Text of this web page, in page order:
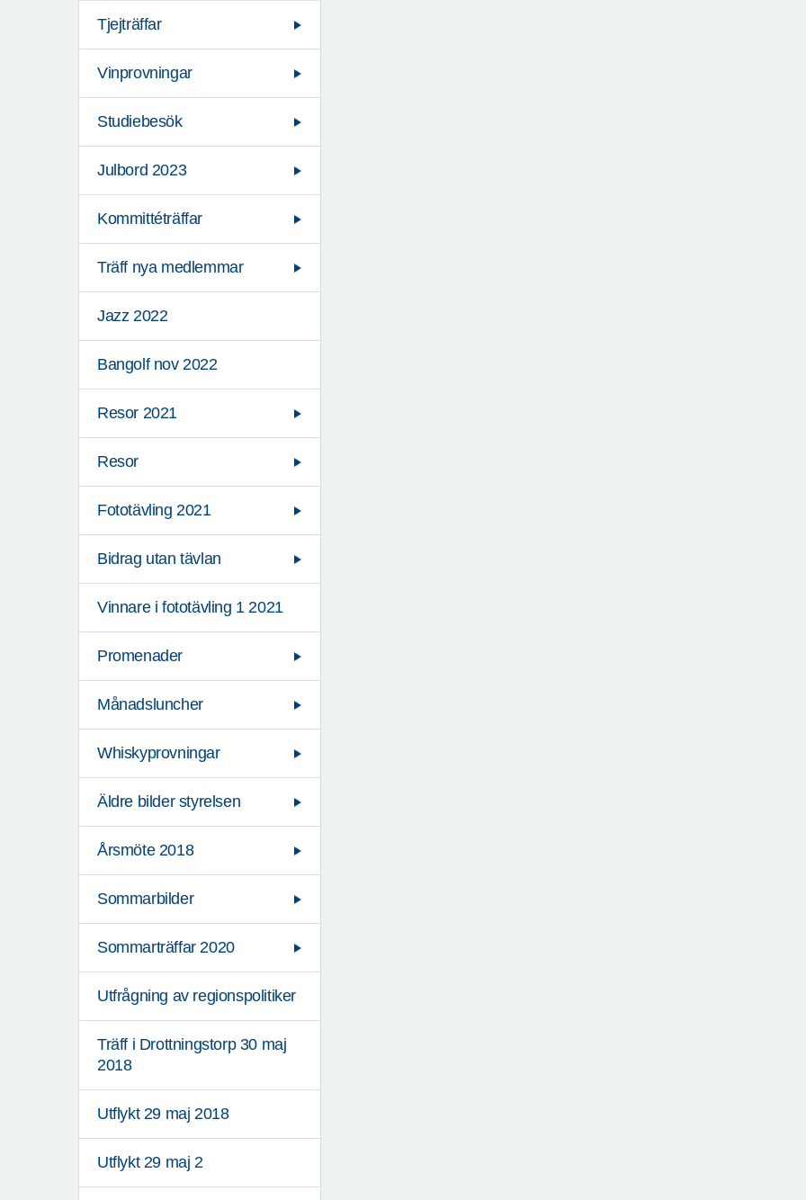
Tjejträffar
Vinprovningar
Studiebesök
Julbord 2023
Kommittéträffar
Träff nya medlemmar
Jazz 2022
Bangolf nov 2022
Resor 2021
Resor
Fototävling 2021
Bidrag utan tävlan
Vinnare i fototävling 1 2021
Promenader
Månadsluncher
Whiskyprovningar
Äldre bilder styrelsen
Årsmöte 2018
Sommarbilder
Sommarträffar 2020
Utfrågning av regionspolitiker
Träff i Drottningstorp 30 maj
2018
Utflykt 29 maj 2018
Utflykt 29 maj 2